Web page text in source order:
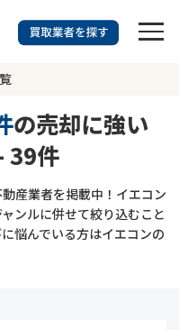
す
内容を選択
の売却に強い
39件
産業者を掲載中！イエコン
ンルに併せて絞り込むこと
悩んでいる方はイエコンの